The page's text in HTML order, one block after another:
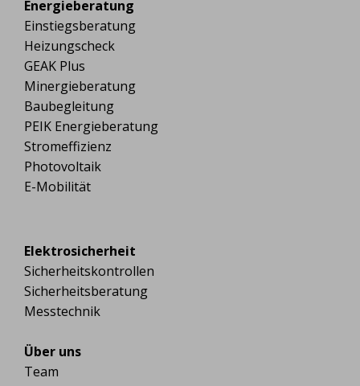
Energieberatung
Einstiegsberatung
Heizungscheck
GEAK Plus
Minergieberatung
Baubegleitung
PEIK Energieberatung
Stromeffizienz
Photovoltaik
E-Mobilität
Elektrosicherheit
Sicherheitskontrollen
Sicherheitsberatung
Messtechnik
Über uns
Team